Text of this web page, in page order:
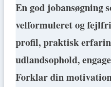
En god jobansøgning
velformuleret og
profil, praktisk
udlandsophold,
Forklar din